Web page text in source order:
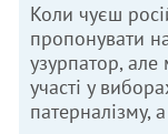
Коли чуєш
пропонувати
узурпатор, але
участі у
патерналізму,